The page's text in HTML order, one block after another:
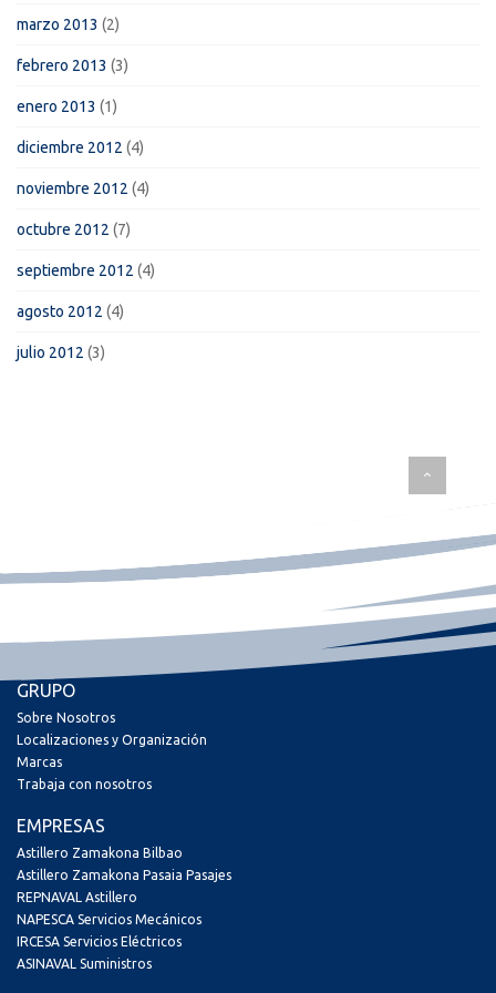
marzo 2013 (2)
febrero 2013 (3)
enero 2013 (1)
diciembre 2012 (4)
noviembre 2012 (4)
octubre 2012 (7)
septiembre 2012 (4)
agosto 2012 (4)
julio 2012 (3)
GRUPO
Sobre Nosotros
Localizaciones y Organización
Marcas
Trabaja con nosotros
EMPRESAS
Astillero Zamakona Bilbao
Astillero Zamakona Pasaia Pasajes
REPNAVAL Astillero
NAPESCA Servicios Mecánicos
IRCESA Servicios Eléctricos
ASINAVAL Suministros